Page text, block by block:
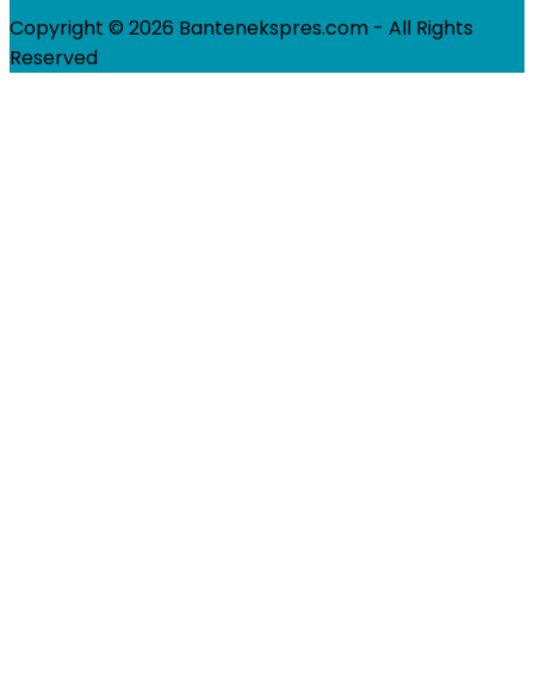
Copyright © 2026 Bantenekspres.com - All Rights
Reserved